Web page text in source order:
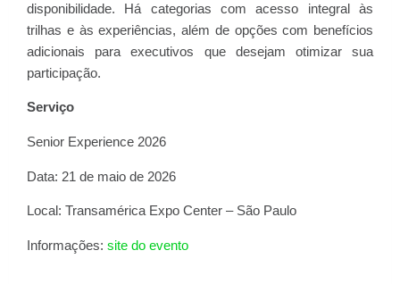
disponibilidade. Há categorias com acesso integral às
trilhas e às experiências, além de opções com benefícios
adicionais para executivos que desejam otimizar sua
participação.
Serviço
Senior Experience 2026
Data: 21 de maio de 2026
Local: Transamérica Expo Center – São Paulo
Informações: site do evento